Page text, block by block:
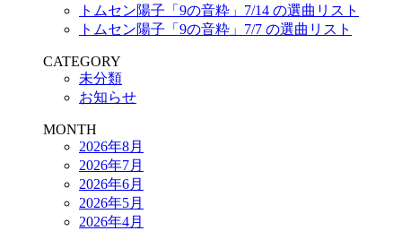
トムセン陽子「9の音粋」7/14 の選曲リスト
トムセン陽子「9の音粋」7/7 の選曲リスト
CATEGORY
未分類
お知らせ
MONTH
2026年8月
2026年7月
2026年6月
2026年5月
2026年4月